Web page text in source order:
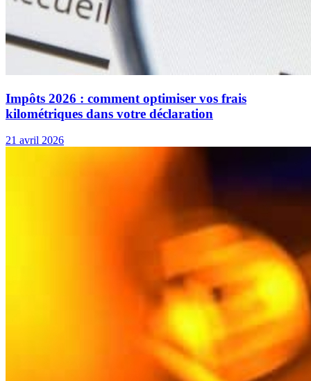
Impôts 2026 : comment optimiser vos frais
kilométriques dans votre déclaration
21 avril 2026